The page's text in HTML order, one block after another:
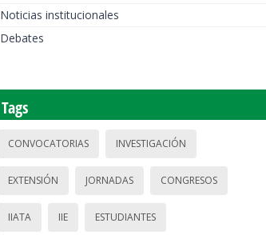
Noticias institucionales
Debates
Tags
CONVOCATORIAS INVESTIGACIÓN
EXTENSIÓN JORNADAS CONGRESOS
IIATA IIE ESTUDIANTES